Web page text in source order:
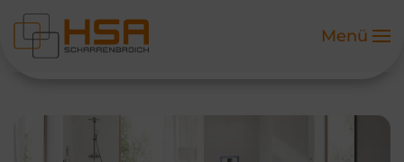
Zum Hauptinhalt springen Menü